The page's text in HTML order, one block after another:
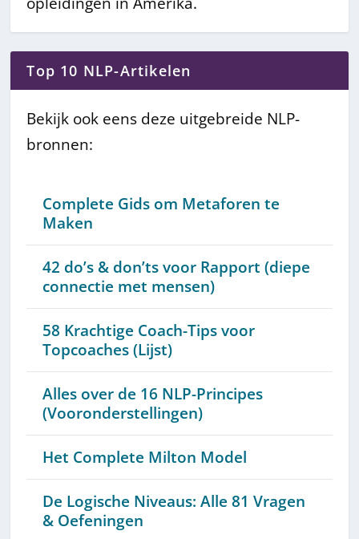
Top 10 NLP-Artikelen
Bekijk ook eens deze uitgebreide NLP-
bronnen:
Complete Gids om Metaforen te
Maken
42 do’s & don’ts voor Rapport (diepe
connectie met mensen)
58 Krachtige Coach-Tips voor
Topcoaches (Lijst)
Alles over de 16 NLP-Principes
(Vooronderstellingen)
Het Complete Milton Model
De Logische Niveaus: Alle 81 Vragen
& Oefeningen